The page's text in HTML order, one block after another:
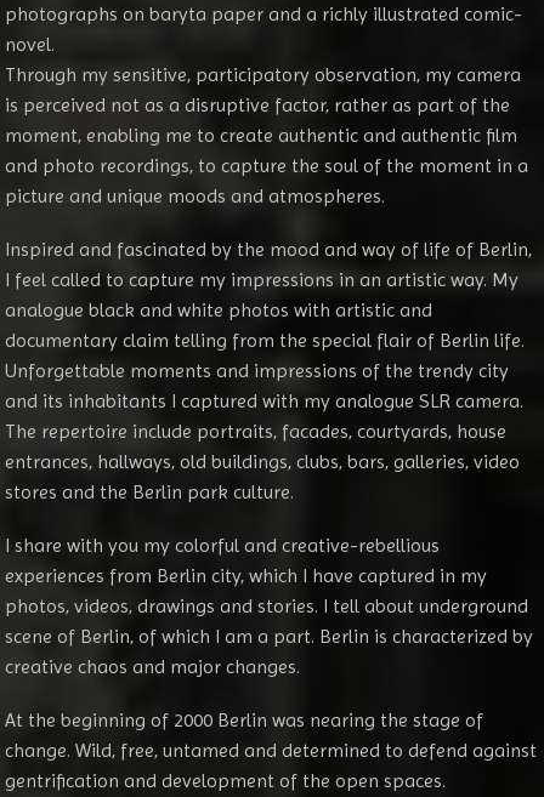
photographs on baryta paper and a richly illustrated comic-
novel.
Through my sensitive, participatory observation, my camera
is perceived not as a disruptive factor, rather as part of the
moment, enabling me to create authentic and authentic film
and photo recordings, to capture the soul of the moment in a
picture and unique moods and atmospheres.
Inspired and fascinated by the mood and way of life of Berlin,
I feel called to capture my impressions in an artistic way. My
analogue black and white photos with artistic and
documentary claim telling from the special flair of Berlin life.
Unforgettable moments and impressions of the trendy city
and its inhabitants I captured with my analogue SLR camera.
The repertoire include portraits, facades, courtyards, house
entrances, hallways, old buildings, clubs, bars, galleries, video
stores and the Berlin park culture.
I share with you my colorful and creative-rebellious
experiences from Berlin city, which I have captured in my
photos, videos, drawings and stories. I tell about underground
scene of Berlin, of which I am a part. Berlin is characterized by
creative chaos and major changes.
At the beginning of 2000 Berlin was nearing the stage of
change. Wild, free, untamed and determined to defend against
gentrification and development of the open spaces.